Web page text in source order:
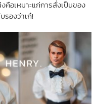
คือเหมาะแก่การสั่งเป็นของ
องว่าเก๋!